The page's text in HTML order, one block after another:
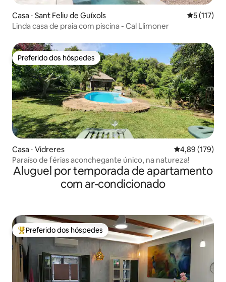
Casa ⋅ Sant Feliu de Guíxols 5 de uma
5 (117)
Linda casa de praia com piscina - Cal Llimoner
Preferido dos hóspedes
Preferido dos hóspedes
Casa ⋅ Vidreres 4,89 de uma
4,89 (179)
Paraíso de férias aconchegante único, na natureza!
Aluguel por temporada de apartamento
com ar-condicionado
Entre os melhores preferidos dos hóspedes
Preferido dos hóspedes